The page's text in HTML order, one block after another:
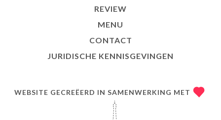
REVIEW
MENU
CONTACT
JURIDISCHE KENNISGEVINGEN
WEBSITE GECREËERD IN SAMENWERKING MET